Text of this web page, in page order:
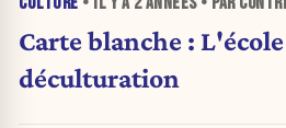
Carte blanche :
déculturation